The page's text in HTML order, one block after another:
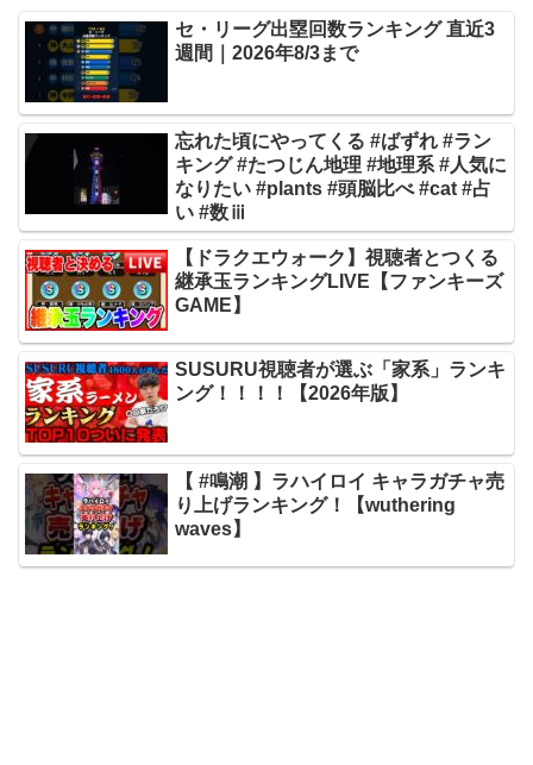
セ・リーグ出塁回数ランキング 直近3
週間｜2026年8/3まで
忘れた頃にやってくる #ばずれ #ラン
キング #たつじん地理 #地理系 #人気に
なりたい #plants #頭脳比べ #cat #占
い #数ⅲ
【ドラクエウォーク】視聴者とつくる
継承玉ランキングLIVE【ファンキーズ
GAME】
SUSURU視聴者が選ぶ「家系」ランキ
ング！！！！【2026年版】
【 #鳴潮 】ラハイロイ キャラガチャ売
り上げランキング！【wuthering
waves】